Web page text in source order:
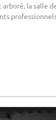
la salle